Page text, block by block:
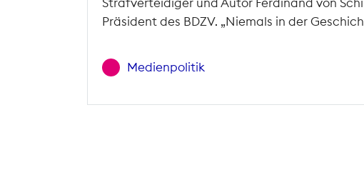
Präsident des BDZV. „Niemals in der
Medienpolitik